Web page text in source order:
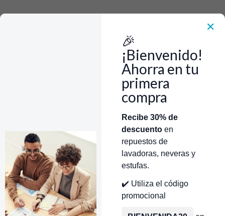
✕
🎉
¡Bienvenido!
Ahorra en tu
primera
compra
Recibe 30% de
descuentoen
repuestos de
lavadoras, neveras y
estufas.
✔️ Utiliza el código
promocional
TiendaTécnicos Autorizados
Donde encontrar modelo? Servicios de Reparación
Tienda
Interruptor Infinito de Quemador para Estufa GE/Mabe/Centrales
WS01F03721